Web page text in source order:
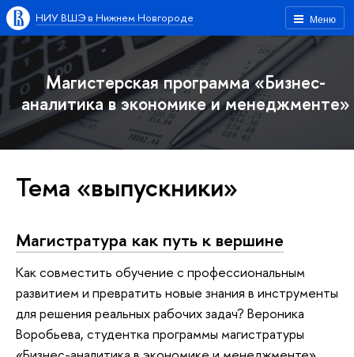
Меню
НИУ ВШЭ в Нижнем Новгороде
Магистерская программа «Бизнес-
аналитика в экономике и менеджменте»
Тема «выпускники»
Магистратура как путь к вершине
Как совместить обучение с профессиональным
развитием и превратить новые знания в инструменты
для решения реальных рабочих задач? Вероника
Воробьева, студентка программы магистратуры